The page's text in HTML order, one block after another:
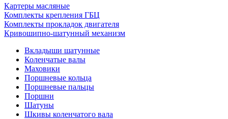
Картеры масляные
Комплекты крепления ГБЦ
Комплекты прокладок двигателя
Кривошипно-шатунный механизм
Вкладыши шатунные
Коленчатые валы
Маховики
Поршневые кольца
Поршневые пальцы
Поршни
Шатуны
Шкивы коленчатого вала